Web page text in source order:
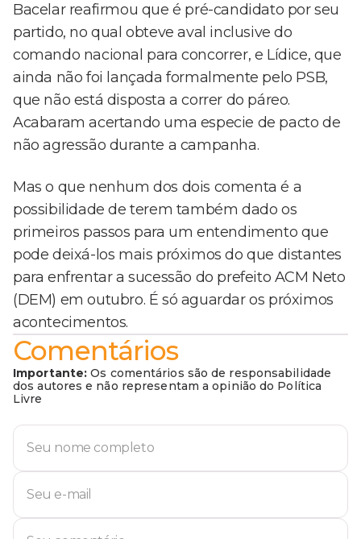
Bacelar reafirmou que é pré-candidato por seu
partido, no qual obteve aval inclusive do
comando nacional para concorrer, e Lídice, que
ainda não foi lançada formalmente pelo PSB,
que não está disposta a correr do páreo.
Acabaram acertando uma especie de pacto de
não agressão durante a campanha.
Mas o que nenhum dos dois comenta é a
possibilidade de terem também dado os
primeiros passos para um entendimento que
pode deixá-los mais próximos do que distantes
para enfrentar a sucessão do prefeito ACM Neto
(DEM) em outubro. É só aguardar os próximos
acontecimentos.
Comentários
Importante: Os comentários são de responsabilidade
dos autores e não representam a opinião do Política
Livre